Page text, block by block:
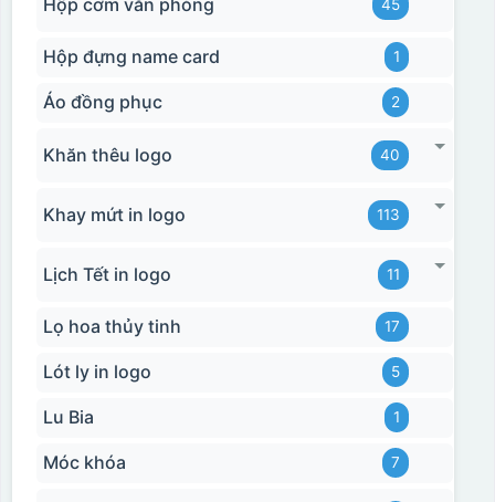
45
Hộp đựng name card 1
Áo đồng phục 2
Khăn thêu logo 40
Khay mứt in logo 113
Lịch Tết in logo 11
Lọ hoa thủy tinh 17
Lót ly in logo 5
Lu Bia 1
Móc khóa 7